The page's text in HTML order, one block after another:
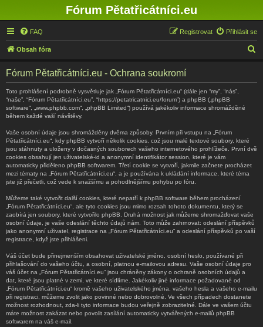
Fórum Pětatřicátníci.eu
FAQ Přihlásit se
Registrovat
Obsah fóra
Fórum Pětatřicátníci.eu - Ochrana soukromí
Toto prohlášení podrobně vysvětluje jak „Fórum Pětatřicátníci.eu“ (dále jen “my”, “nás”,
“naše”, “Fórum Pětatřicátníci.eu”, “https://petatricatnici.eu/forum”) a phpBB („phpBB
software“, „www.phpbb.com“, „phpBB Limited“) používá jakékoliv informace shromážděné
během každé vaší návštěvy.
Vaše osobní údaje jsou shromážděny dvěma způsoby. Prvním při vstupu na „Fórum
Pětatřicátníci.eu“, kdy phpBB vytvoří několik cookies, což jsou malé textové soubory, které
jsou stáhnuty a uloženy v dočasných souborech vašeho internetového prohlížeče. První dvě
cookies obsahují jen uživatelské-id a anonymní identifikátor session, které je vám
automaticky přiděleno phpBB softwarem. Třetí cookie se vytvoří, jakmile začnete procházet
mezi tématy na „Fórum Pětatřicátníci.eu“, a je používána k ukládání informace, které téma
jste již přečetli, což vede k snažšímu a pohodlnějšímu pohybu po fóru.
Můžeme také vytvořit další cookies, které nepatří k phpBB software během procházení
„Fórum Pětatřicátníci.eu“, ale tyto cookies jsou mimo rozsah tohoto dokumentu, který se
zaobírá jen soubory, které vytvořilo phpBB. Druhá možnost jak můžeme shromažďovat vaše
osobní údaje, je vaše odeslání těchto údajů nám. Toto může zahrnovat: odeslání příspěvků
jako anonymní uživatel, registrace na „Fórum Pětatřicátníci.eu“ a odeslání příspěvků po vaší
registrace, když jste přihlášeni.
Váš účet bude přinejmenším obsahovat uživatelské jméno, osobní heslo, používané při
přihlašování do vašeho účtu, a osobní, platnou e-mailovou adresu. Vaše osobní údaje pro
váš účet na „Fórum Pětatřicátníci.eu“ jsou chráněny zákony o ochraně osobních údajů a
dat, které jsou platné v zemi, ve které sídlíme. Jakékoliv jiné informace požadované od
„Fórum Pětatřicátníci.eu“ kromě vašeho uživatelského jména, vašeho hesla a vašeho e-mailu
při registraci, můžeme zvolit jako povinné nebo dobrovolné. Ve všech případech dostanete
možnost rozhodnout, zda-li tyto informace budou veřejně zobrazitelné. Dále ve vašem účtu
máte možnost zakázat nebo povolit zasílání automaticky vytvářených e-mailů phpBB
softwarem na váš e-mail.